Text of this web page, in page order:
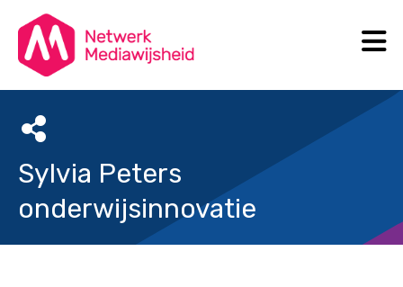
Sylvia Peters
onderwijsinnovatie